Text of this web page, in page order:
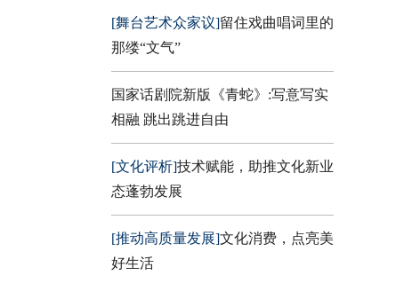
[舞台艺术众家议]留住戏曲唱词里的
那缕“文气”
国家话剧院新版《青蛇》:写意写实
相融 跳出跳进自由
[文化评析]技术赋能，助推文化新业
态蓬勃发展
[推动高质量发展]文化消费，点亮美
好生活